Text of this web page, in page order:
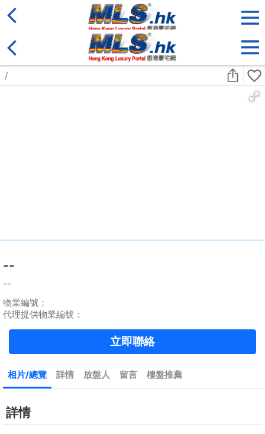
售盤 類別
收藏
標準2100呎村屋
置頂